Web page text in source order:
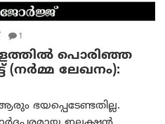
1
പൊരിഞ്ഞ
(നര്‍മ്മ ലേഖനം):
ഭയപ്പെടേണ്ടതില്ല.